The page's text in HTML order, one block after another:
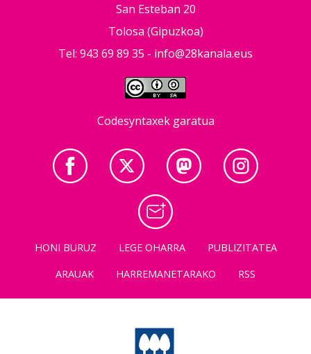
San Esteban 20
Tolosa (Gipuzkoa)
Tel: 943 69 89 35 - info@28kanala.eus
Codesyntaxek garatua
HONI BURUZ LEGE OHARRA
PUBLIZITATEA
ARAUAK
HARREMANETARAKO RSS